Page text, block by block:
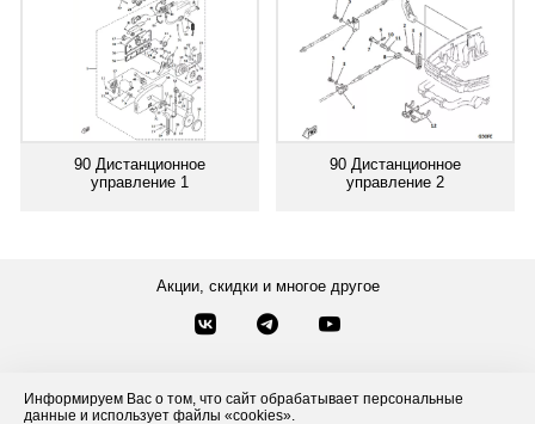
Информируем Вас о том, что сайт обрабатывает персональные
данные и использует файлы «cookies».
90 Дистанционное
управление 1
90 Дистанционное
управление 2
Акции, скидки и многое другое
Контакты
Посмотреть другие способы связи